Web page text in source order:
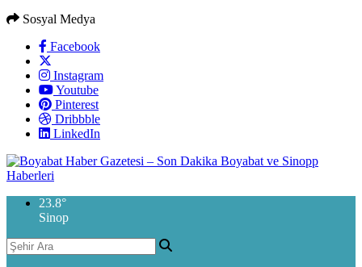
Sosyal Medya
Facebook
Instagram
Youtube
Pinterest
Dribbble
LinkedIn
23.8°
Sinop